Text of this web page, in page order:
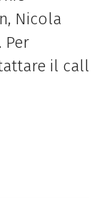
Nicola
Per
il call